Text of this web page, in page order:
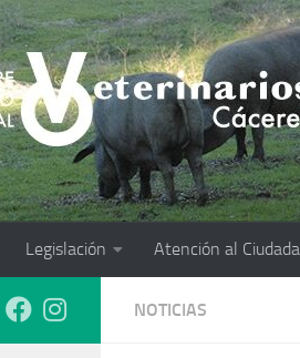
Legislación Atención al
NOTICIAS